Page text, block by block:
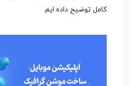
کامل توضیح داده ایم.